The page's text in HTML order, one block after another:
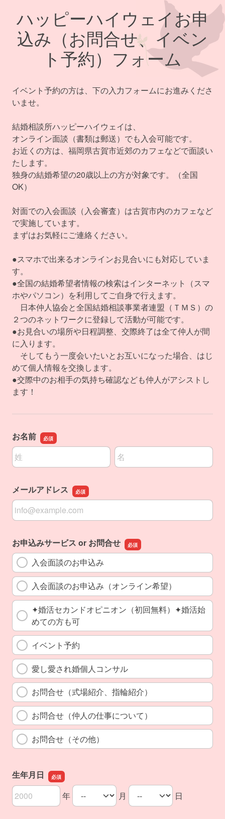
ハッピーハイウェイお申
込み（お問合せ、イベン
ト予約）フォーム
イベント予約の方は、下の入力フォームにお進みくださ
いませ。
結婚相談所ハッピーハイウェイは、
オンライン面談（書類は郵送）でも入会可能です。
お近くの方は、福岡県古賀市近郊のカフェなどで面談い
たします。
独身の結婚希望の20歳以上の方が対象です。（全国
OK）
対面での入会面談（入会審査）は古賀市内のカフェなど
で実施しています。
まずはお気軽にご連絡ください。
●スマホで出来るオンラインお見合いにも対応していま
す。
●全国の結婚希望者情報の検索はインターネット（スマ
ホやパソコン）を利用してご自身で行えます。
日本仲人協会と全国結婚相談事業者連盟（ＴＭＳ）の
２つのネットワークに登録して活動が可能です。
●お見合いの場所や日程調整、交際終了は全て仲人が間
に入ります。
そしてもう一度会いたいとお互いになった場合、はじ
めて個人情報を交換します。
●交際中のお相手の気持ち確認なども仲人がアシストし
ます！
お名前
名前の姓
名前の名
メールアドレス
メールアドレス
お申込みサービス or お問合せ
入会面談のお申込み
入会面談のお申込み（オンライン希望）
✦婚活セカンドオピニオン（初回無料）✦婚活始
めての方も可
イベント予約
愛し愛され婚個人コンサル
お問合せ（式場紹介、指輪紹介）
お問合せ（仲人の仕事について）
お問合せ（その他）
生年月日
生年月日の年 年
生年月日の月 月
生年月日の日 日